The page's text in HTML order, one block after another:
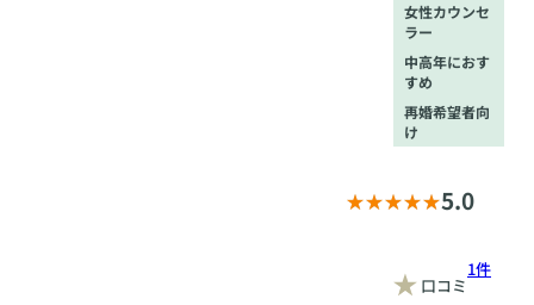
女性カウンセ
ラー
中高年におす
すめ
再婚希望者向
け
5.0
口コミ
1件